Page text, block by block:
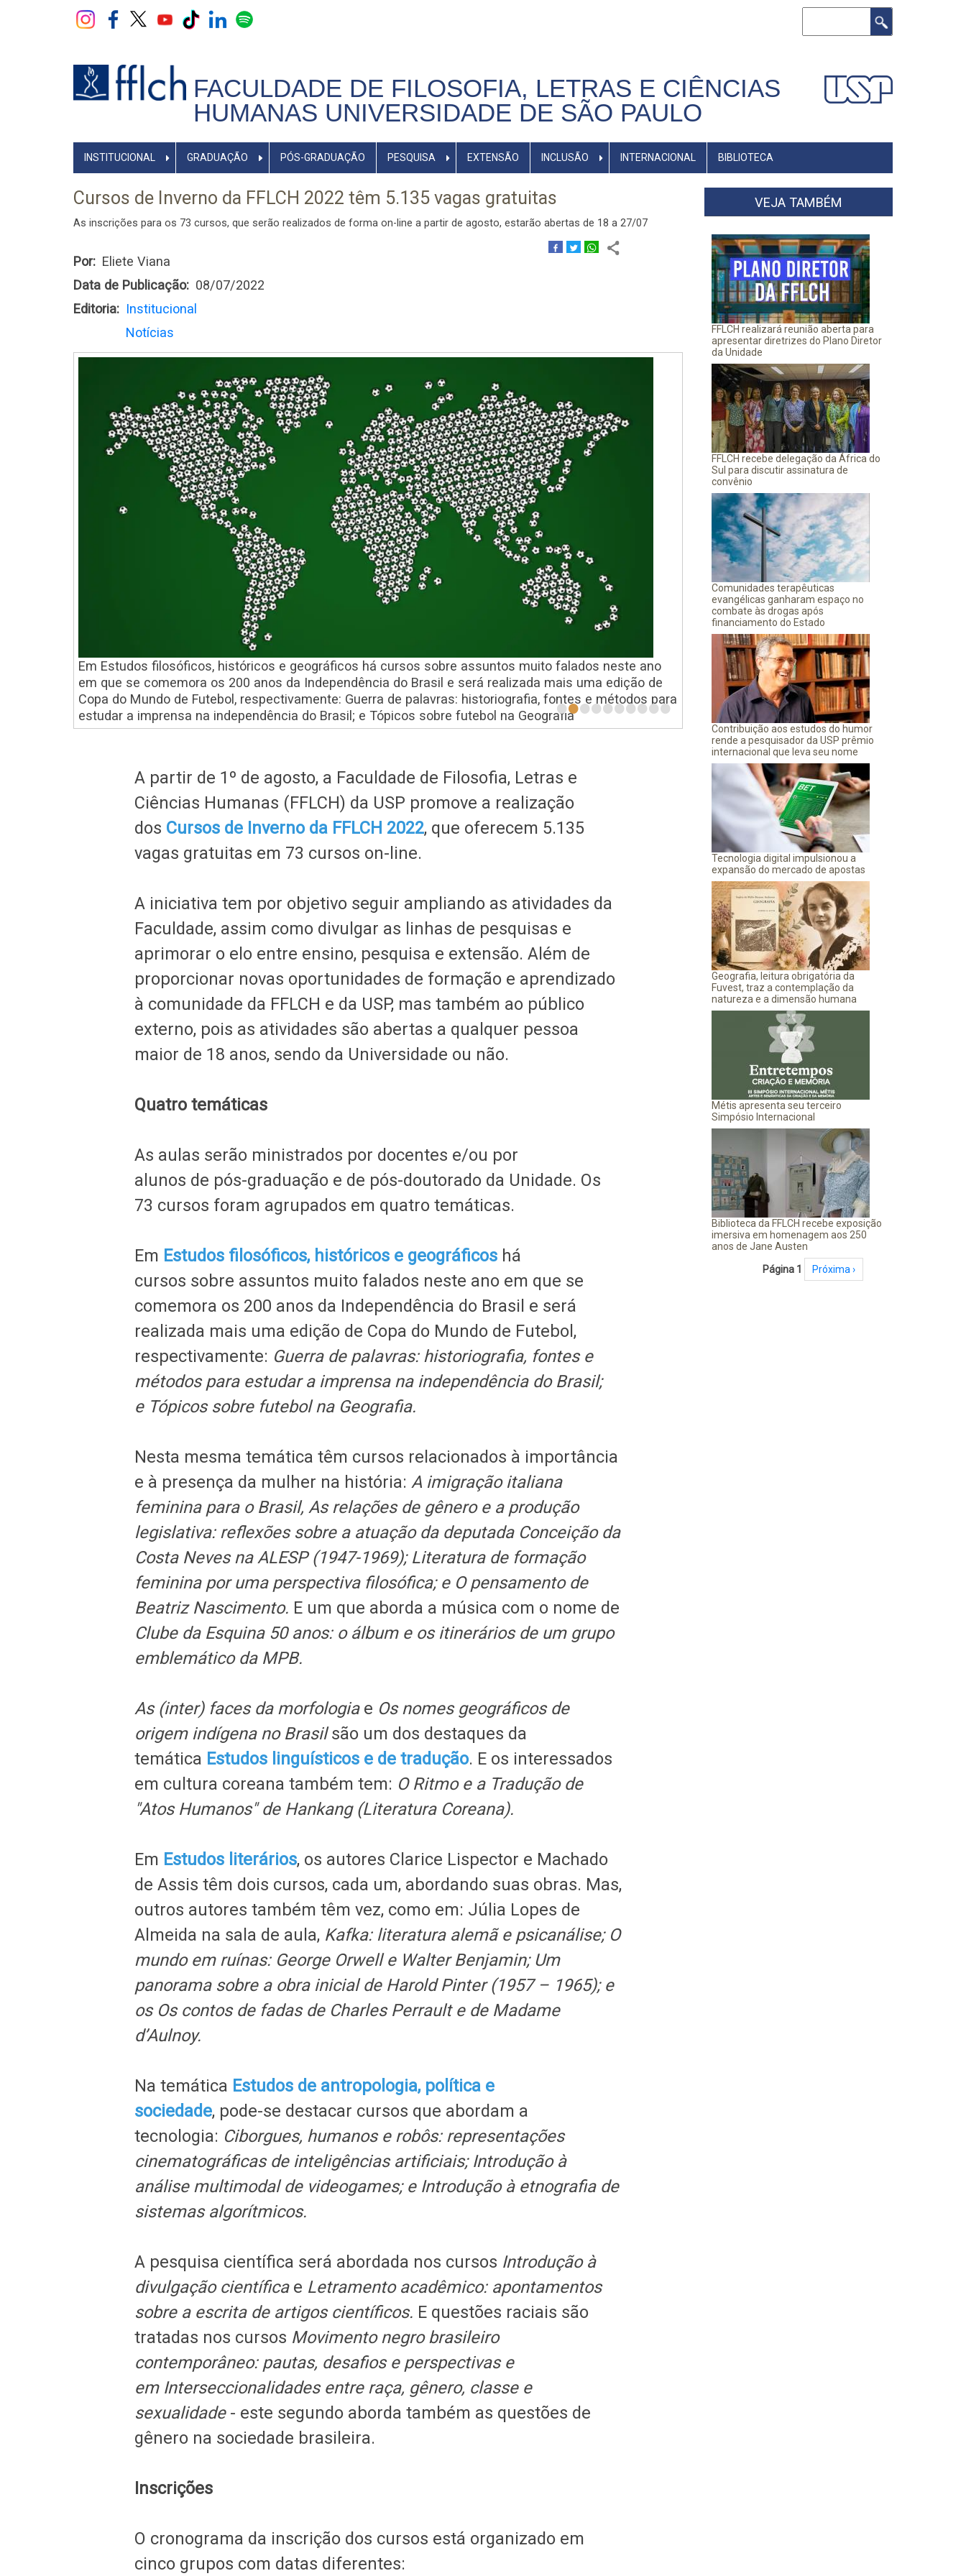
FACULDADE DE FILOSOFIA, LETRAS E CIÊNCIAS
HUMANAS UNIVERSIDADE DE SÃO PAULO
NAVEGADOR
PRINCIPAL
INSTITUCIONAL GRADUAÇÃO PÓS-GRADUAÇÃO PESQUISA EXTENSÃO INCLUSÃO INTERNACIONAL BIBLIOTECA
Cursos de Inverno da FFLCH 2022 têm 5.135 vagas gratuitas
As inscrições para os 73 cursos, que serão realizados de forma on-line a partir de agosto, estarão abertas de 18 a 27/07
Por
Eliete Viana
Data de Publicação
08/07/2022
Editoria
Institucional
Notícias
Galeria
••••••••••
Em Estudos filosóficos, históricos e geográficos há cursos sobre assuntos muito falados neste ano
em que se comemora os 200 anos da Independência do Brasil e será realizada mais uma edição de
Copa do Mundo de Futebol, respectivamente: Guerra de palavras: historiografia, fontes e métodos para
estudar a imprensa na independência do Brasil; e Tópicos sobre futebol na Geografia
A partir de 1º de agosto, a Faculdade de Filosofia, Letras e
Ciências Humanas (FFLCH) da USP promove a realização
dos Cursos de Inverno da FFLCH 2022, que oferecem 5.135
vagas gratuitas em 73 cursos on-line.
A iniciativa tem por objetivo seguir ampliando as atividades da
Faculdade, assim como divulgar as linhas de pesquisas e
aprimorar o elo entre ensino, pesquisa e extensão. Além de
proporcionar novas oportunidades de formação e aprendizado
à comunidade da FFLCH e da USP, mas também ao público
externo, pois as atividades são abertas a qualquer pessoa
maior de 18 anos, sendo da Universidade ou não.
Quatro temáticas
As aulas serão ministrados por docentes e/ou por
alunos de pós-graduação e de pós-doutorado da Unidade. Os
73 cursos foram agrupados em quatro temáticas.
Em Estudos filosóficos, históricos e geográficoshá
cursos sobre assuntos muito falados neste ano em que se
comemora os 200 anos da Independência do Brasil e será
realizada mais uma edição de Copa do Mundo de Futebol,
respectivamente: Guerra de palavras: historiografia, fontes e
métodos para estudar a imprensa na independência do Brasil;
e Tópicos sobre futebol na Geografia.
Nesta mesma temática têm cursos relacionados à importância
e à presença da mulher na história: A imigração italiana
feminina para o Brasil, As relações de gênero e a produção
legislativa: reflexões sobre a atuação da deputada Conceição da
Costa Neves na ALESP (1947-1969); Literatura de formação
feminina por uma perspectiva filosófica; e O pensamento de
Beatriz Nascimento. E um que aborda a música com o nome de
Clube da Esquina 50 anos: o álbum e os itinerários de um grupo
emblemático da MPB.
As (inter) faces da morfologia e Os nomes geográficos de
origem indígena no Brasilsão um dos destaques da
temática Estudos linguísticos e de tradução. E os interessados
em cultura coreana também tem: O Ritmo e a Tradução de
"Atos Humanos" de Hankang (Literatura Coreana).
Em Estudos literários, os autores Clarice Lispector e Machado
de Assis têm dois cursos, cada um, abordando suas obras. Mas,
outros autores também têm vez, como em: Júlia Lopes de
Almeida na sala de aula, Kafka: literatura alemã e psicanálise; O
mundo em ruínas: George Orwell e Walter Benjamin; Um
panorama sobre a obra inicial de Harold Pinter (1957 – 1965); e
os Os contos de fadas de Charles Perrault e de Madame
d’Aulnoy.
Na temática Estudos de antropologia, política e
sociedade, pode-se destacar cursos que abordam a
tecnologia: Ciborgues, humanos e robôs: representações
cinematográficas de inteligências artificiais; Introdução à
análise multimodal de videogames; e Introdução à etnografia de
sistemas algorítmicos.
A pesquisa científica será abordada nos cursos Introdução à
divulgação científica e Letramento acadêmico: apontamentos
sobre a escrita de artigos científicos. E questões raciais são
tratadas nos cursos Movimento negro brasileiro
contemporâneo: pautas, desafios e perspectivas e
em Interseccionalidades entre raça, gênero, classe e
sexualidade - este segundo aborda também as questões de
gênero na sociedade brasileira.
Inscrições
O cronograma da inscrição dos cursos está organizado em
cinco grupos com datas diferentes:
VEJA TAMBÉM
FFLCH realizará reunião aberta para
apresentar diretrizes do Plano Diretor
da Unidade
FFLCH recebe delegação da África do
Sul para discutir assinatura de
convênio
Comunidades terapêuticas
evangélicas ganharam espaço no
combate às drogas após
financiamento do Estado
Contribuição aos estudos do humor
rende a pesquisador da USP prêmio
internacional que leva seu nome
Tecnologia digital impulsionou a
expansão do mercado de apostas
Geografia, leitura obrigatória da
Fuvest, traz a contemplação da
natureza e a dimensão humana
Métis apresenta seu terceiro
Simpósio Internacional
Biblioteca da FFLCH recebe exposição
imersiva em homenagem aos 250
anos de Jane Austen
PaginaçãoPágina 1 Próxima página
Próxima ›